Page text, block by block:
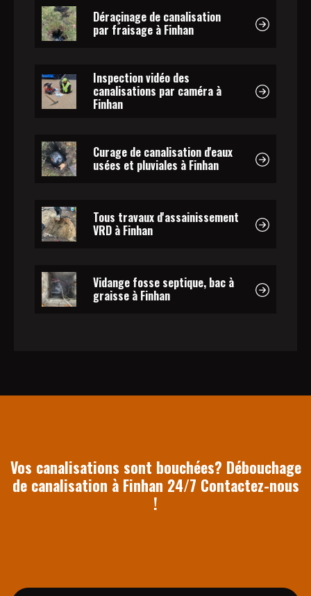
Déraçinage de canalisation
par fraisage à Finhan
Inspection vidéo des
canalisations par caméra à
Finhan
Curage de canalisation d'eaux
usées et pluviales à Finhan
Tous travaux d'assainissement
VRD à Finhan
Vidange fosse septique, bac à
graisse à Finhan
Vos canalisations sont bouchées? Débouchage
de canalisation à Finhan 24/7 Contactez-nous
!